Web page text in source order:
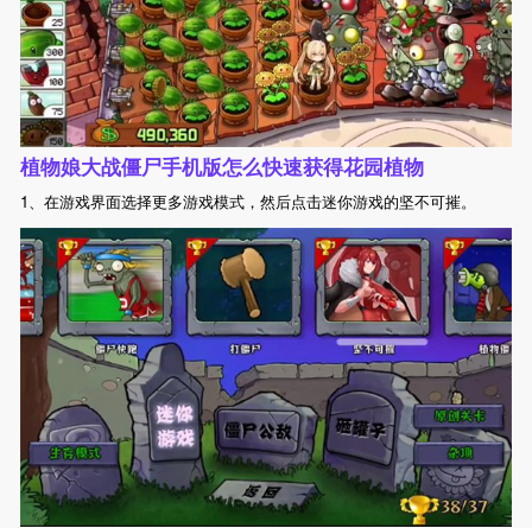
植物娘大战僵尸手机版怎么快速获得花园植物
1、在游戏界面选择更多游戏模式，然后点击迷你游戏的坚不可摧。